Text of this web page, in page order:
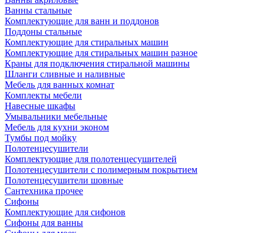
Ванны стальные
Комплектующие для ванн и поддонов
Поддоны стальные
Комплектующие для стиральных машин
Комплектующие для стиральных машин разное
Краны для подключения стиральной машины
Шланги сливные и наливные
Мебель для ванных комнат
Комплекты мебели
Навесные шкафы
Умывальники мебельные
Мебель для кухни эконом
Тумбы под мойку
Полотенцесушители
Комплектующие для полотенцесушителей
Полотенцесушители с полимерным покрытием
Полотенцесушители шовные
Сантехника прочее
Сифоны
Комплектующие для сифонов
Сифоны для ванны